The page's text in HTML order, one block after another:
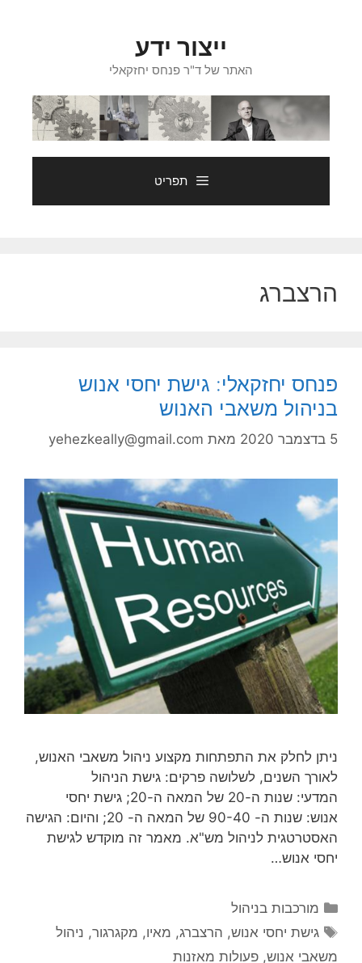
ייצור ידע
האתר של ד"ר פנחס יחזקאלי
תפריט
הרצברג
פנחס יחזקאלי: גישת יחסי אנוש
בניהול משאבי האנוש
5 בדצמבר 2020 מאת yehezkeally@gmail.com
ניתן לחלק את התפתחות מקצוע ניהול משאבי האנוש,
לאורך השנים, לשלושה פרקים: גישת הניהול
המדעי: שנות ה-20 של המאה ה-20; גישת יחסי
אנוש: שנות ה- 90-40 של המאה ה- 20; והיום: הגישה
האסטרטגית לניהול מש"א. מאמר זה מוקדש לגישת
יחסי אנוש…
קטגוריות
מורכבות בניהול
תגיות
גישת יחסי אנוש, הרצברג, מאיו, מקגרגור, ניהול
משאבי אנוש, פעולות מאזנות